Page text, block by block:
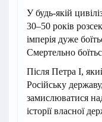
У будь-якій
30–50 років
імперія дуже
Смертельно
Після Петра І,
Російську
замислюватися
історії власної